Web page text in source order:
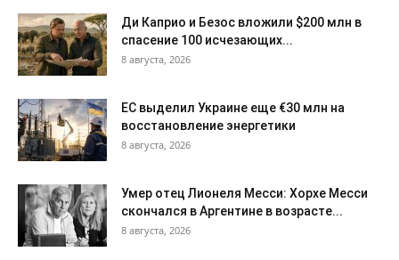
Ди Каприо и Безос вложили $200 млн в
спасение 100 исчезающих...
8 августа, 2026
ЕС выделил Украине еще €30 млн на
восстановление энергетики
8 августа, 2026
Умер отец Лионеля Месси: Хорхе Месси
скончался в Аргентине в возрасте...
8 августа, 2026